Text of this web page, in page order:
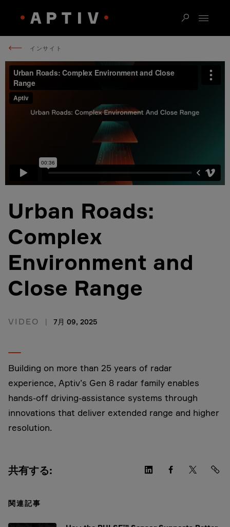
インサイト
Urban Roads:
Complex
Environment and
Close Range
VIDEO 7月 09, 2025
Building on more than 25 years of radar
experience, Aptiv’s Gen 8 radar family enables
hands-off driving-assistance systems through
innovations that deliver extended range and higher
resolution.
共有する:
関連記事